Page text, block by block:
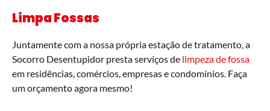
Limpa Fossas
Juntamente com a nossa própria estação de tratamento, a
Socorro Desentupidor presta serviços de limpeza de fossa
em residências, comércios, empresas e condomínios. Faça
um orçamento agora mesmo!